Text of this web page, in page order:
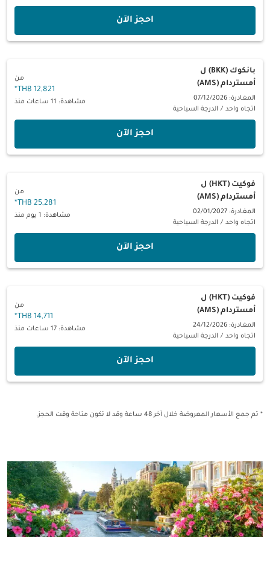
‫احجز الآن‬
بانكوك (BKK)
ل
أمستردام (AMS)
المغادرة: 07/12/2026
اتجاه واحد / الدرجة السياحية
من
12,821 THB
*
مشاهدة: 11 ساعات منذ
‫احجز الآن‬
فوكيت (HKT)
ل
أمستردام (AMS)
المغادرة: 02/01/2027
اتجاه واحد / الدرجة السياحية
من
25,281 THB
*
مشاهدة: 1 يوم منذ
‫احجز الآن‬
فوكيت (HKT)
ل
أمستردام (AMS)
المغادرة: 24/12/2026
اتجاه واحد / الدرجة السياحية
من
14,711 THB
*
مشاهدة: 17 ساعات منذ
‫احجز الآن‬
* تم جمع الأسعار المعروضة خلال آخر 48 ساعة وقد لا تكون متاحة وقت الحجز.